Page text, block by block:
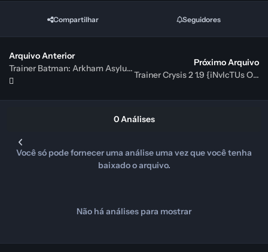
Compartilhar Seguidores
Arquivo Anterior
Trainer Batman: Arkham Asylum GOTY v1.0 {testhawk}
Próximo Arquivo
Trainer Crysis 2 1.9 {iNvIcTUs ORCuS / HoG}
0 Análises
Você só pode fornecer uma análise uma vez que você tenha
baixado o arquivo.
Não há análises para mostrar